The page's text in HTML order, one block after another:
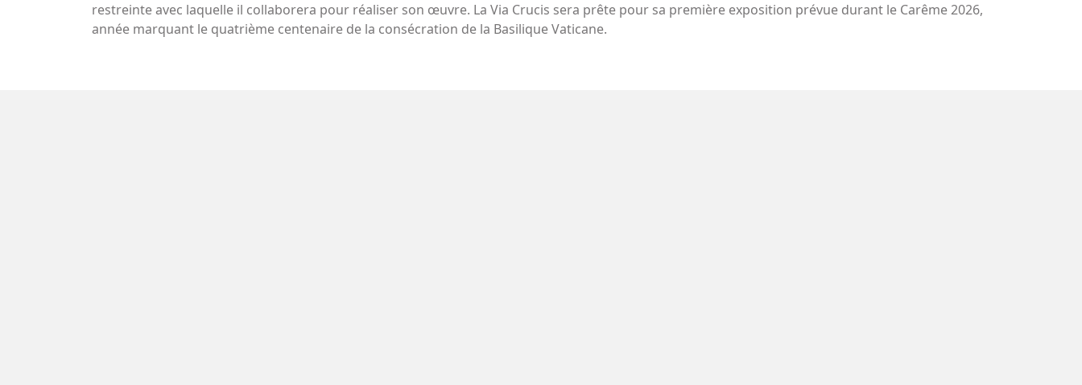
restreinte avec laquelle il collaborera pour réaliser son œuvre. La Via Crucis sera prête pour sa première exposition prévue durant le Carême 2026,
année marquant le quatrième centenaire de la consécration de la Basilique Vaticane.